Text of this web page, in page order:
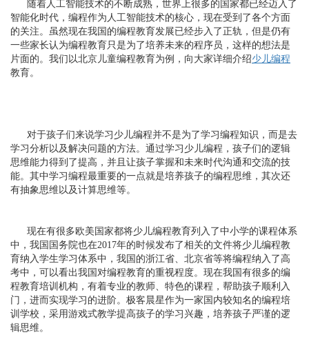
随着人工智能技术的不断成熟，世界上很多的国家都已经迈入了
智能化时代，编程作为人工智能技术的核心，现在受到了各个方面
的关注。虽然现在我国的编程教育发展已经步入了正轨，但是仍有
一些家长认为编程教育只是为了培养未来的程序员，这样的想法是
片面的。我们以北京儿童编程教育为例，向大家详细介绍少儿编程
教育。
对于孩子们来说学习少儿编程并不是为了学习编程知识，而是去
学习分析以及解决问题的方法。通过学习少儿编程，孩子们的逻辑
思维能力得到了提高，并且让孩子掌握和未来时代沟通和交流的技
能。其中学习编程最重要的一点就是培养孩子的编程思维，其次还
有抽象思维以及计算思维等。
现在有很多欧美国家都将少儿编程教育列入了中小学的课程体系
中，我国国务院也在2017年的时候发布了相关的文件将少儿编程教
育纳入学生学习体系中，我国的浙江省、北京省等将编程纳入了高
考中，可以看出我国对编程教育的重视程度。现在我国有很多的编
程教育培训机构，有着专业的教师、特色的课程，帮助孩子顺利入
门，进而实现学习的进阶。极客晨星作为一家国内较知名的编程培
训学校，采用游戏式教学提高孩子的学习兴趣，培养孩子严谨的逻
辑思维。